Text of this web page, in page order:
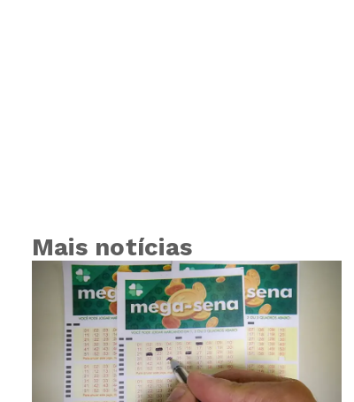
Mais notícias